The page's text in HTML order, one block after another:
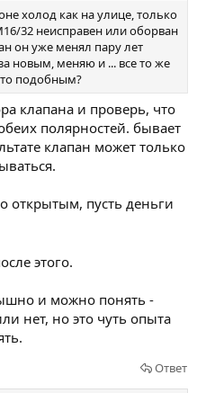
т
ь
п
р
о
т
и
в
холод как на улице, только
32 неисправен или оборван
он уже менял пару лет
новым, меняю и ... все то же
то подобным?
клапана и проверь, что
полярностей. бывает
клапан может только
открытым, пусть деньги
этого.
и можно понять -
нет, но это чуть опыта
Ответ